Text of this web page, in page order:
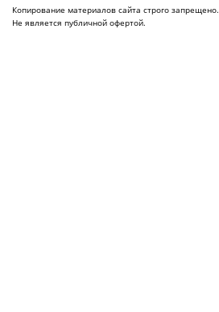
Копирование материалов сайта строго запрещено.
Не является публичной офертой.